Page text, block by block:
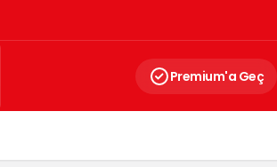
Premium'a Geç